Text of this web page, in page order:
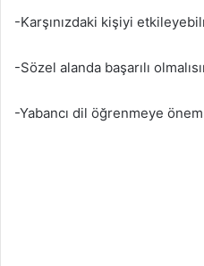
-Karşınızdaki kişiyi
-Sözel alanda başarılı
-Yabancı dil öğrenmeye